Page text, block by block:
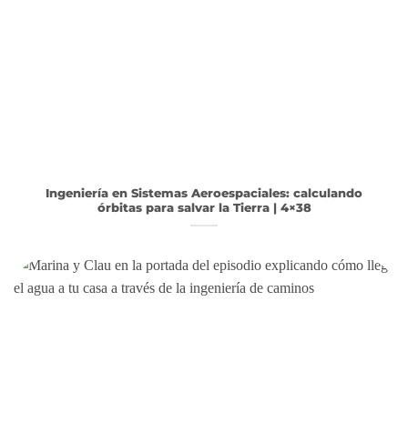
Ingeniería en Sistemas Aeroespaciales: calculando
órbitas para salvar la Tierra | 4×38